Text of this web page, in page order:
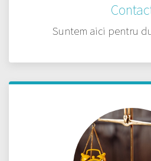
Suntem aici pentru